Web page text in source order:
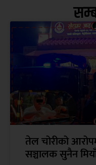
तेल चोरीको
सञ्चालक सुनैन